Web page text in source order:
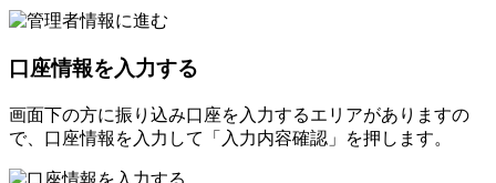
口座情報を入力する
画面下の方に振り込み口座を入力するエリアがありますの
で、口座情報を入力して「入力内容確認」を押します。